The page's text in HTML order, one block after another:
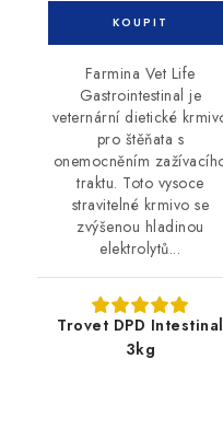
Farmina Vet Life
Gastrointestinal je
veternární dietické
pro štěňata s
onemocněním
traktu. Toto vysoce
stravitelné krmivo se
zvýšenou hladinou
elektrolytů...
Trovet DPD Intestinal
3kg